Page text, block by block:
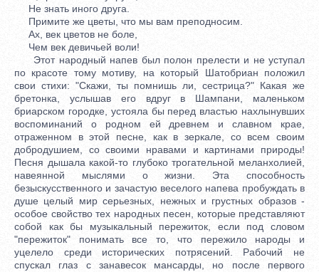
Не знать иного друга.
Примите же цветы, что мы вам преподносим.
Ах, век цветов не боле,
Чем век девичьей воли!
Этот народный напев был полон прелести и не уступал
по красоте тому мотиву, на который Шатобриан положил
свои стихи: "Скажи, ты помнишь ли, сестрица?" Какая же
бретонка, услышав его вдруг в Шампани, маленьком
бриарском городке, устояла бы перед властью нахлынувших
воспоминаний о родном ей древнем и славном крае,
отраженном в этой песне, как в зеркале, со всем своим
добродушием, со своими нравами и картинами природы!
Песня дышала какой-то глубоко трогательной меланхолией,
навеянной мыслями о жизни. Эта способность
безыскусственного и зачастую веселого напева пробуждать в
душе целый мир серьезных, нежных и грустных образов -
особое свойство тех народных песен, которые представляют
собой как бы музыкальный пережиток, если под словом
"пережиток" понимать все то, что пережило народы и
уцелело среди исторических потрясений. Рабочий не
спускал глаз с занавесок мансарды, но после первого